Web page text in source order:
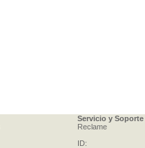
Servicio y Soporte
Reclame
ID: